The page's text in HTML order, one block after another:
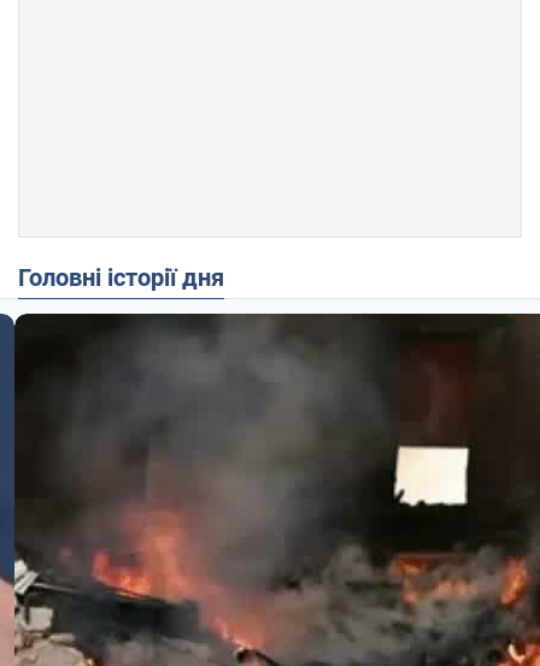
Головні історії дня